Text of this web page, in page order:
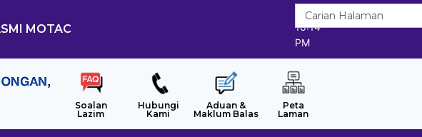
MOTAC
7/8/2026
10:14
PM
Soalan
Lazim
Hubungi
Kami
Aduan &
Maklum Balas
Peta
Laman